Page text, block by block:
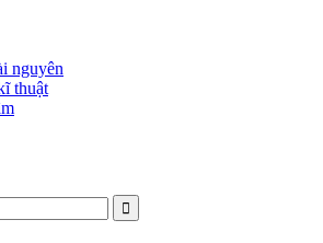
nguyên
thuật